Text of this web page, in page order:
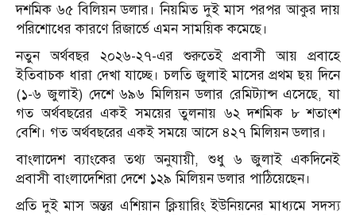
দশমিক ৬৫ বিলিয়ন ডলার। নিয়মিত দুই মাস পরপর আকুর দায়
পরিশোধের কারণে রিজার্ভে এমন সাময়িক কমেছে।
নতুন অর্থবছর ২০২৬-২৭-এর শুরুতেই প্রবাসী আয় প্রবাহে
ইতিবাচক ধারা দেখা যাচ্ছে। চলতি জুলাই মাসের প্রথম ছয় দিনে
(১-৬ জুলাই) দেশে ৬৯৬ মিলিয়ন ডলার রেমিট্যান্স এসেছে, যা
গত অর্থবছরের একই সময়ের তুলনায় ৬২ দশমিক ৮ শতাংশ
বেশি। গত অর্থবছরের একই সময়ে আসে ৪২৭ মিলিয়ন ডলার।
বাংলাদেশ ব্যাংকের তথ্য অনুযায়ী, শুধু ৬ জুলাই একদিনেই
প্রবাসী বাংলাদেশিরা দেশে ১২৯ মিলিয়ন ডলার পাঠিয়েছেন।
প্রতি দুই মাস অন্তর এশিয়ান ক্লিয়ারিং ইউনিয়নের মাধ্যমে সদস্য